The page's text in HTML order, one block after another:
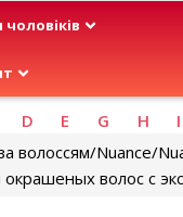
D E G H I
волоссям Nuance
волос с